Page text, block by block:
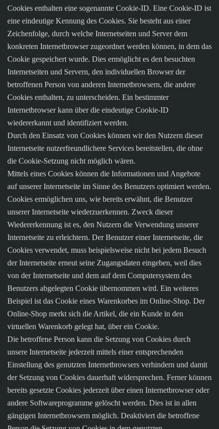
Cookies enthalten eine sogenannte Cookie-ID. Eine Cookie-ID ist
eine eindeutige Kennung des Cookies. Sie besteht aus einer
Zeichenfolge, durch welche Internetseiten und Server dem
konkreten Internetbrowser zugeordnet werden können, in dem das
Cookie gespeichert wurde. Dies ermöglicht es den besuchten
Internetseiten und Servern, den individuellen Browser der
betroffenen Person von anderen Internetbrowsern, die andere
Cookies enthalten, zu unterscheiden. Ein bestimmter
Internetbrowser kann über die eindeutige Cookie-ID
wiedererkannt und identifiziert werden.
Durch den Einsatz von Cookies können wir den Nutzern dieser
Internetseite nutzerfreundlichere Services bereitstellen, die ohne
die Cookie-Setzung nicht möglich wären.
Mittels eines Cookies können die Informationen und Angebote
auf unserer Internetseite im Sinne des Benutzers optimiert werden.
Cookies ermöglichen uns, wie bereits erwähnt, die Benutzer
unserer Internetseite wiederzuerkennen. Zweck dieser
Wiedererkennung ist es, den Nutzern die Verwendung unserer
Internetseite zu erleichtern. Der Benutzer einer Internetseite, die
Cookies verwendet, muss beispielsweise nicht bei jedem Besuch
der Internetseite erneut seine Zugangsdaten eingeben, weil dies
von der Internetseite und dem auf dem Computersystem des
Benutzers abgelegten Cookie übernommen wird. Ein weiteres
Beispiel ist das Cookie eines Warenkorbes im Online-Shop. Der
Online-Shop merkt sich die Artikel, die ein Kunde in den
virtuellen Warenkorb gelegt hat, über ein Cookie.
Die betroffene Person kann die Setzung von Cookies durch
unsere Internetseite jederzeit mittels einer entsprechenden
Einstellung des genutzten Internetbrowsers verhindern und damit
der Setzung von Cookies dauerhaft widersprechen. Ferner können
bereits gesetzte Cookies jederzeit über einen Internetbrowser oder
andere Softwareprogramme gelöscht werden. Dies ist in allen
gängigen Internetbrowsern möglich. Deaktiviert die betroffene